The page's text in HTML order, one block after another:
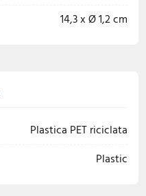
14,3 x Ø 1,2 cm
Plastica PET riciclata
Plastic